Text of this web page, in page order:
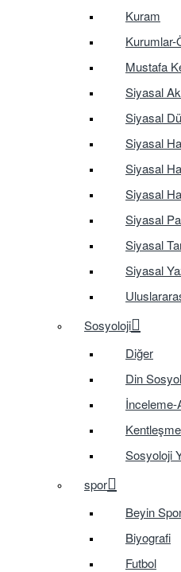
Kuram
Kurumlar-
Mustafa
Siyasal
Siyasal
Siyasal
Siyasal
Siyasal
Siyasal
Siyasal
Siyasal
Sosyoloji
Diğer
Din
İnceleme-
Kentleşme
Sosyoloji
spor
Beyin
Biyografi
Futbol